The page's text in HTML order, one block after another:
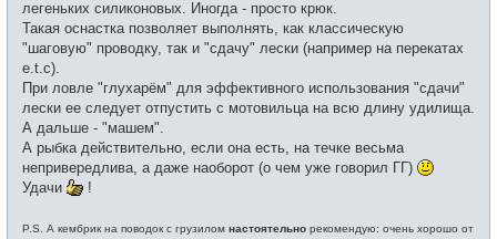
легеньких силиконовых. Иногда - просто крюк.
Такая оснастка позволяет выполнять, как классическую
"шаговую" проводку, так и "сдачу" лески (например на перекатах
e.t.c).
При ловле "глухарём" для эффективного использования "сдачи"
лески ее следует отпустить с мотовильца на всю длину удилища.
А дальше - "машем".
А рыбка действительно, если она есть, на течке весьма
непривередлива, а даже наоборот (о чем уже говорил ГГ)
Удачи
!
P.S. А кембрик на поводок с грузилом настоятельно рекомендую: очень хорошо от